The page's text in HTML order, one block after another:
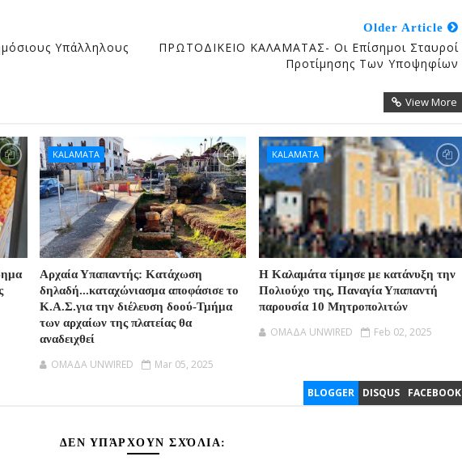
Υπάλληλους
Older Article
ΠΡΩΤΟΔΙΚΕΙΟ ΚΑΛΑΜΑΤΑΣ- Οι Επίσημοι Σταυροί
Προτίμησης Των Υποψηφίων
View More
KALAMATA
Αρχαία Υπαπαντής: Κατάχωση
δηλαδή...καταχώνιασμα αποφάσισε το
Κ.Α.Σ.για την διέλευση δοού-Τμήμα
των αρχαίων της πλατείας θα
αναδειχθεί
OMAΔΑ UNWIRED Mar 05, 2025
KALAMATA
Η Καλαμάτα τίμησε με κατάνυξη την
Πολιούχο της, Παναγία Υπαπαντή
παρουσία 10 Μητροπολιτών
OMAΔΑ UNWIRED Feb 02, 2025
BLOGGER DISQUS FACEBOOK
ΔΕΝ ΥΠΆΡΧΟΥΝ ΣΧΌΛΙΑ: